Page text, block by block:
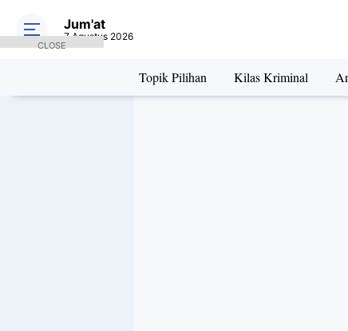
Jum'at
7 Agustus 2026
Topik Pilihan Kilas Kriminal
CLOSE